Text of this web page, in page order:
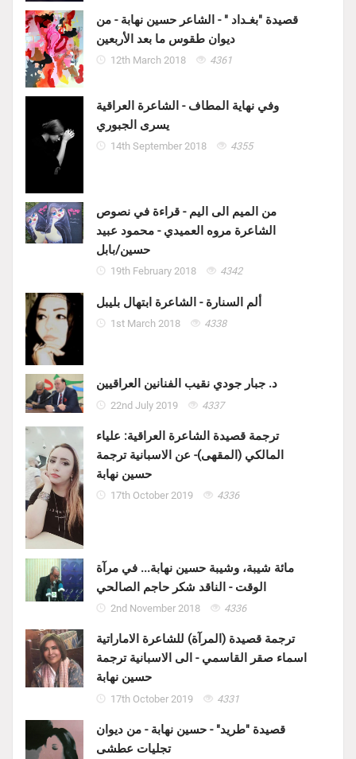
قصيدة "بغـداد " - الشاعر حسين نهابة - من
ديوان طقوس ما بعد الأربعين
12th March 2018 4361
وفي نهاية المطاف - الشاعرة العراقية
يسرى الجبوري
14th September 2018 4355
من الميم الى اليم - قراءة في نصوص
الشاعرة مروه العميدي - محمود عبيد
حسين/بابل
19th February 2018 4342
ألم السنارة - الشاعرة ابتهال بليبل
1st March 2018 4338
د. جبار جودي نقيب الفنانين العراقيين
22nd July 2019 4337
ترجمة قصيدة الشاعرة العراقية: علياء
المالكي (المقهى)- عن الاسبانية ترجمة
حسين نهابة
17th October 2019 4336
مائة شيبة، وشيبة حسين نهابة... في مرآة
الوقت - الناقد شكر حاجم الصالحي
2nd November 2018 4336
ترجمة قصيدة (المرآة) للشاعرة الاماراتية
اسماء صقر القاسمي - الى الاسبانية ترجمة
حسين نهابة
17th October 2019 4331
قصيدة "طريد" - حسين نهابة - من ديوان
تجليات عطشى